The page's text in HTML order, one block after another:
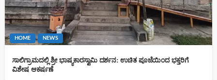
HOME NEWS
ಸಾಲಿಗ್ರಾಮದಲ್ಲಿ ಶ್ರೀ ಭಾಷ್ಯಕಾರಸ್ವಾಮಿ ದರ್ಶನ: ಉಚಿತ ಪೂಜೆಯಿಂದ ಭಕ್ತರಿಗೆ
ವಿಶೇಷ ಆಕರ್ಷಣೆ